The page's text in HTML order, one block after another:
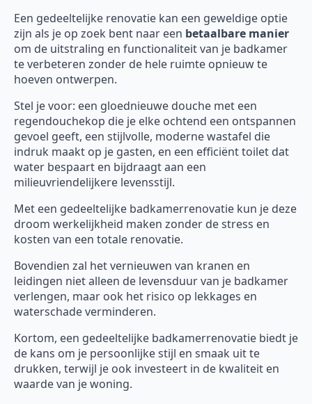
Een gedeeltelijke renovatie kan een geweldige optie
zijn als je op zoek bent naar een betaalbare manier
om de uitstraling en functionaliteit van je badkamer
te verbeteren zonder de hele ruimte opnieuw te
hoeven ontwerpen.
Stel je voor: een gloednieuwe douche met een
regendouchekop die je elke ochtend een ontspannen
gevoel geeft, een stijlvolle, moderne wastafel die
indruk maakt op je gasten, en een efficiënt toilet dat
water bespaart en bijdraagt aan een
milieuvriendelijkere levensstijl.
Met een gedeeltelijke badkamerrenovatie kun je deze
droom werkelijkheid maken zonder de stress en
kosten van een totale renovatie.
Bovendien zal het vernieuwen van kranen en
leidingen niet alleen de levensduur van je badkamer
verlengen, maar ook het risico op lekkages en
waterschade verminderen.
Kortom, een gedeeltelijke badkamerrenovatie biedt je
de kans om je persoonlijke stijl en smaak uit te
drukken, terwijl je ook investeert in de kwaliteit en
waarde van je woning.